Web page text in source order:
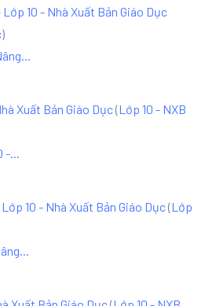
Lớp 10 - Nhà Xuất Bản Giáo Dục
)
Xuất Bản Giáo Dục(Lớp 10 - NXB
-...
10 - Nhà Xuất Bản Giáo Dục(Lớp